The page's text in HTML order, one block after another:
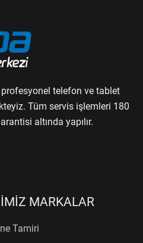
telefon ve tablet
Tüm servis işlemleri 180
altında yapılır.
MARKALAR
Tamiri